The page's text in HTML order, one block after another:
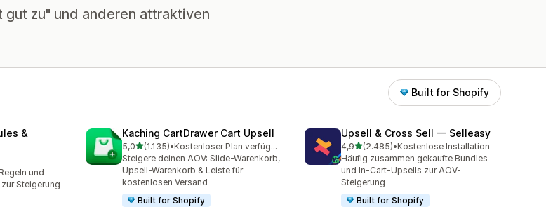
gut zu" und anderen attraktiven
Built for Shopify
&
und
Steigerung
Kaching CartDrawer Cart Upsell
5,0von 5 Sternen
(1.135)
1135 Rezensionen insgesamt
•
Kostenloser Plan verfügbar
Steigere deinen AOV: Slide-Warenkorb,
Upsell-Warenkorb & Leiste für
kostenlosen Versand
Built for Shopify
Upsell & Cross Sell — Selleasy
4,9von 5 Sternen
(2.485)
2485 Rezensionen insgesamt
•Kostenlose Installation
Häufig zusammen gekaufte Bundles
und In-Cart-Upsells zur AOV-
Steigerung
Built for Shopify